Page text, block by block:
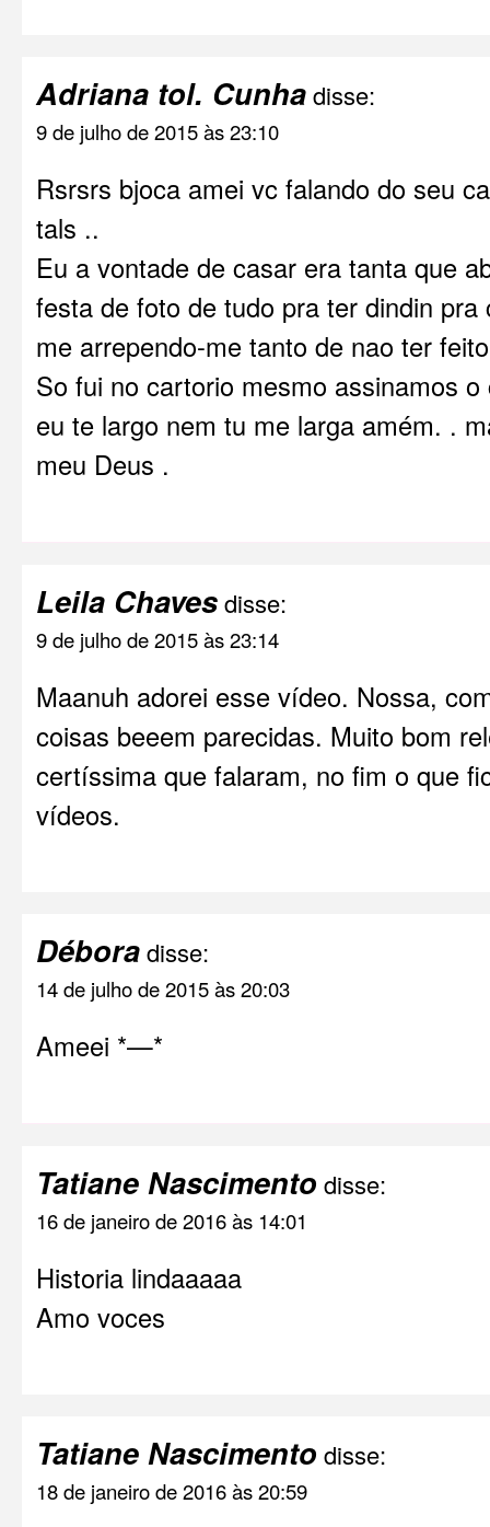
Adriana tol. Cunhadisse:
9 de julho de 2015 às 23:10
Rsrsrs bjoca amei vc falando do seu
tals ..
Eu a vontade de casar era tanta que
festa de foto de tudo pra ter dindin
me arrependo-me tanto de nao ter
So fui no cartorio mesmo assinamos
eu te largo nem tu me larga amém. .
meu Deus .
Leila Chavesdisse:
9 de julho de 2015 às 23:14
Maanuh adorei esse vídeo. Nossa,
coisas beeem parecidas. Muito bom
certíssima que falaram, no fim o que
vídeos.
Déboradisse:
14 de julho de 2015 às 20:03
Ameei *—*
Tatiane Nascimento disse:
16 de janeiro de 2016 às 14:01
Historia lindaaaaa
Amo voces
Tatiane Nascimento disse:
18 de janeiro de 2016 às 20:59